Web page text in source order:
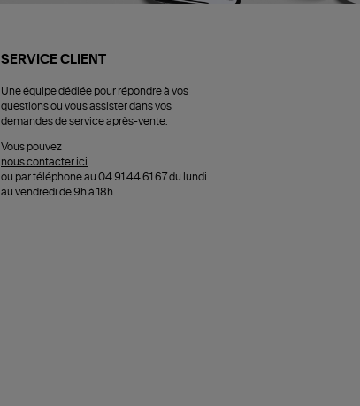
SERVICE CLIENT
Une équipe dédiée pour répondre à vos
questions ou vous assister dans vos
demandes de service après-vente.
Vous pouvez
nous contacter ici
ou par téléphone au 04 91 44 61 67 du lundi
au vendredi de 9h à 18h.